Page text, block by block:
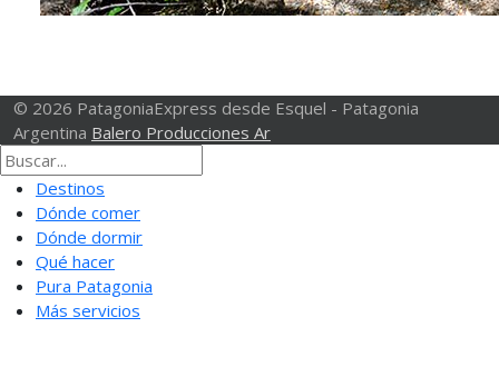
© 2026 PatagoniaExpress desde Esquel - Patagonia
Argentina Balero Producciones Ar
Destinos
Dónde comer
Dónde dormir
Qué hacer
Pura Patagonia
Más servicios